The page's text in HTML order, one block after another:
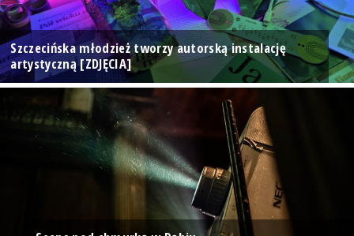
Szczecińska młodzież tworzy autorską instalację
artystyczną [ZDJĘCIA]